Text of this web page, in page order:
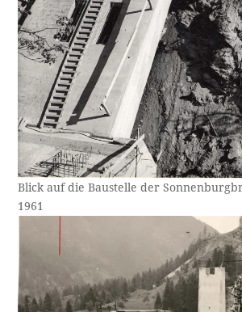
Blick auf die Baustelle der
1961